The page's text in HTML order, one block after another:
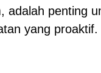
adalah penting
yang